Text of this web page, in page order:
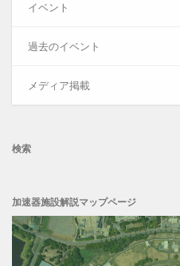
イベント
過去のイベント
メディア掲載
検索
加速器施設解説マップページ